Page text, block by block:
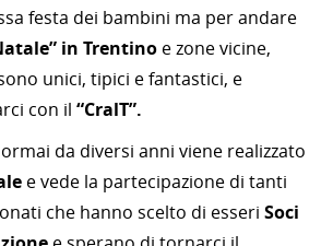
festa dei bambini ma per andare
in Trentino e zone vicine,
unici, tipici e fantastici, e
con il “CralT”.
da diversi anni viene realizzato
e vede la partecipazione di tanti
che hanno scelto di esseri Soci